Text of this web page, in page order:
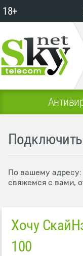
18+
По вашему адресу:
свяжемся с вами,
Хочу
100